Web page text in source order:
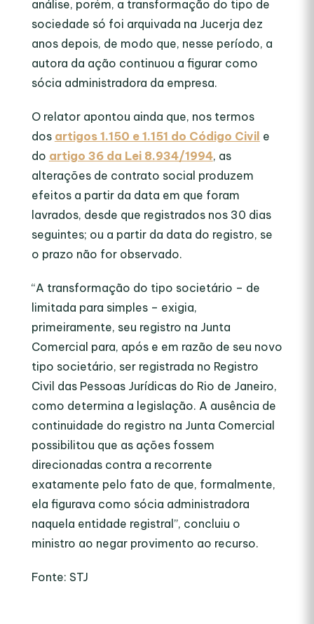
análise, porém, a transformação do tipo de
sociedade só foi arquivada na Jucerja dez
anos depois, de modo que, nesse período, a
autora da ação continuou a figurar como
sócia administradora da empresa.
O relator apontou ainda que, nos termos
dos artigos 1.150 e 1.151 do Código Civil e
do artigo 36 da Lei 8.934/1994, as
alterações de contrato social produzem
efeitos a partir da data em que foram
lavrados, desde que registrados nos 30 dias
seguintes; ou a partir da data do registro, se
o prazo não for observado.
“A transformação do tipo societário – de
limitada para simples – exigia,
primeiramente, seu registro na Junta
Comercial para, após e em razão de seu novo
tipo societário, ser registrada no Registro
Civil das Pessoas Jurídicas do Rio de Janeiro,
como determina a legislação. A ausência de
continuidade do registro na Junta Comercial
possibilitou que as ações fossem
direcionadas contra a recorrente
exatamente pelo fato de que, formalmente,
ela figurava como sócia administradora
naquela entidade registral”, concluiu o
ministro ao negar provimento ao recurso.
Fonte: STJ